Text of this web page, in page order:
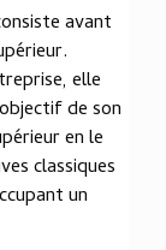
avant
elle
de son
en le
classiques
un